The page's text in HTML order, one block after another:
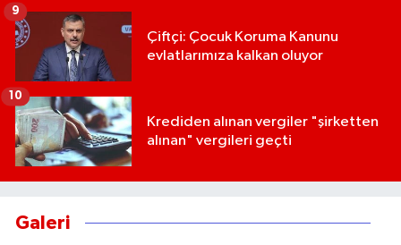
Çiftçi: Çocuk Koruma Kanunu
evlatlarımıza kalkan oluyor
9
Krediden alınan vergiler "şirketten
alınan" vergileri geçti
10
Galeri